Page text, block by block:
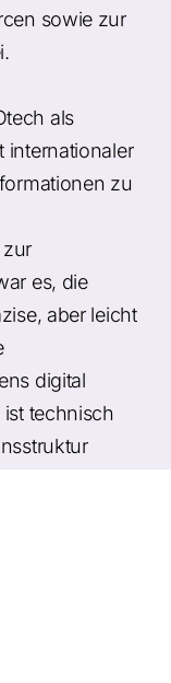
sowie zur
als
internationaler
zu
es, die
aber leicht
digital
technisch